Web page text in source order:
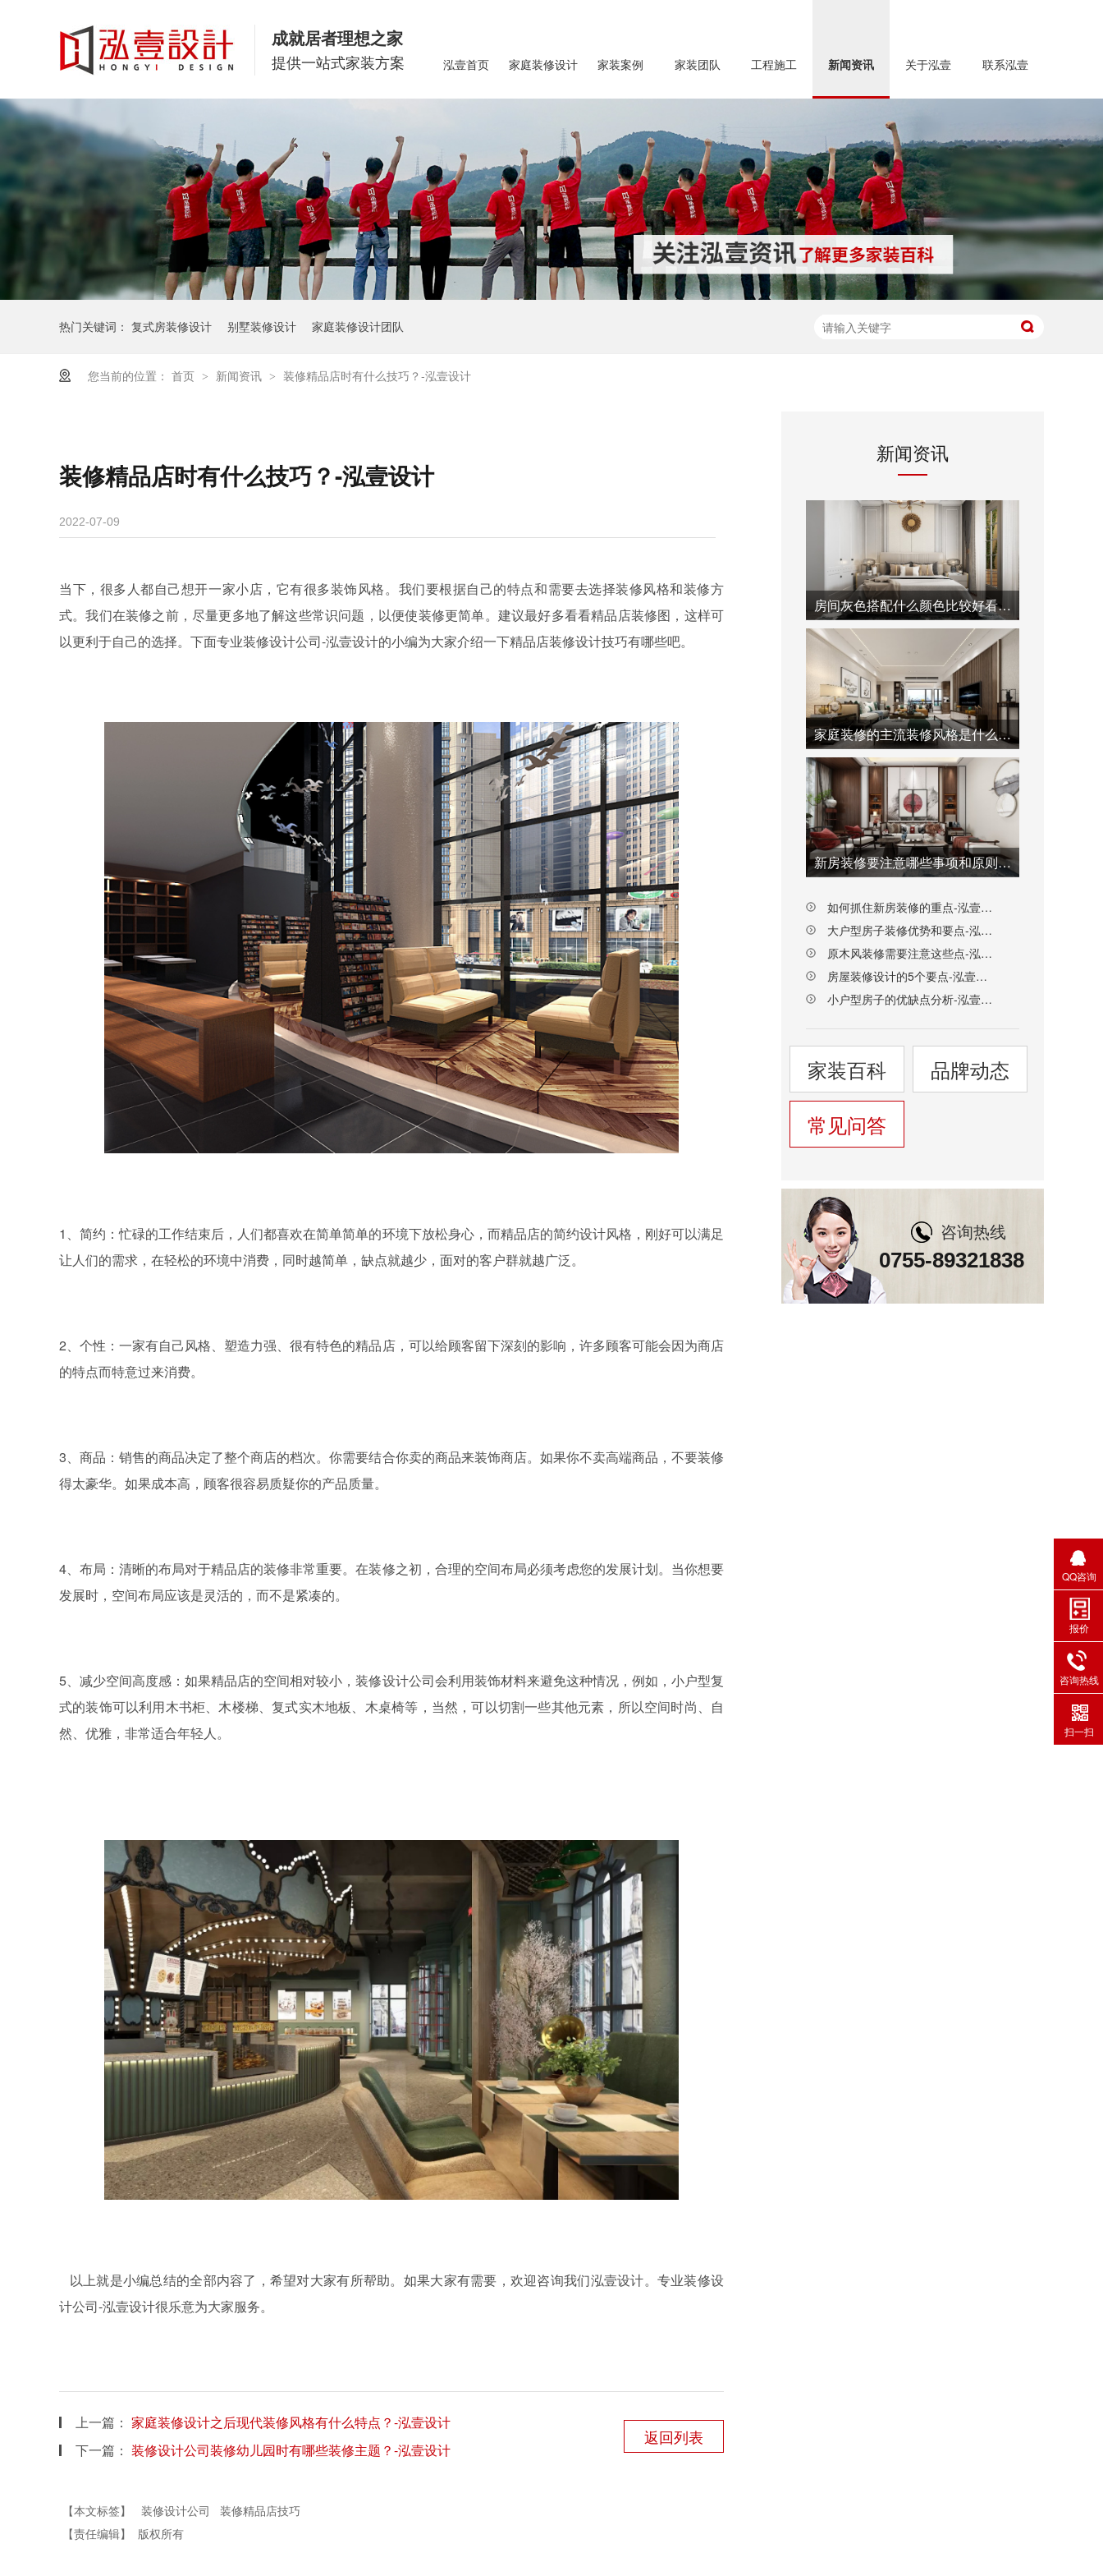
成就居者理想之家
提供一站式家装方案 泓壹首页 家庭装修设计 家装案例 家装团队 工程施工 新闻资讯 关于泓壹 联系泓壹
热门关键词： 复式房装修设计 别墅装修设计 家庭装修设计团队
您当前的位置： 首页 > 新闻资讯 > 装修精品店时有什么技巧？-泓壹设计
装修精品店时有什么技巧？-泓壹设计
2022-07-09
当下，很多人都自己想开一家小店，它有很多装饰风格。我们要根据自己的特点和需要去选择装修风格和装修方
式。我们在装修之前，尽量更多地了解这些常识问题，以便使装修更简单。建议最好多看看精品店装修图，这样可
以更利于自己的选择。下面专业装修设计公司-泓壹设计的小编为大家介绍一下精品店装修设计技巧有哪些吧。
1、简约：忙碌的工作结束后，人们都喜欢在简单简单的环境下放松身心，而精品店的简约设计风格，刚好可以满足
让人们的需求，在轻松的环境中消费，同时越简单，缺点就越少，面对的客户群就越广泛。
2、个性：一家有自己风格、塑造力强、很有特色的精品店，可以给顾客留下深刻的影响，许多顾客可能会因为商店
的特点而特意过来消费。
3、商品：销售的商品决定了整个商店的档次。你需要结合你卖的商品来装饰商店。如果你不卖高端商品，不要装修
得太豪华。如果成本高，顾客很容易质疑你的产品质量。
4、布局：清晰的布局对于精品店的装修非常重要。在装修之初，合理的空间布局必须考虑您的发展计划。当你想要
发展时，空间布局应该是灵活的，而不是紧凑的。
5、减少空间高度感：如果精品店的空间相对较小，装修设计公司会利用装饰材料来避免这种情况，例如，小户型复
式的装饰可以利用木书柜、木楼梯、复式实木地板、木桌椅等，当然，可以切割一些其他元素，所以空间时尚、自
然、优雅，非常适合年轻人。
以上就是小编总结的全部内容了，希望对大家有所帮助。如果大家有需要，欢迎咨询我们泓壹设计。专业装修设
计公司-泓壹设计很乐意为大家服务。
上一篇： 家庭装修设计之后现代装修风格有什么特点？-泓壹设计
下一篇： 装修设计公司装修幼儿园时有哪些装修主题？-泓壹设计
返回列表
【本文标签】 装修设计公司
装修精品店技巧
【责任编辑】
版权所有
新闻资讯
房间灰色搭配什么颜色比较好看-泓壹设计
家庭装修的主流装修风格是什么-泓壹设计
新房装修要注意哪些事项和原则-泓壹设计
如何抓住新房装修的重点-泓壹设计
大户型房子装修优势和要点-泓壹设计
原木风装修需要注意这些点-泓壹设计
房屋装修设计的5个要点-泓壹设计
小户型房子的优缺点分析-泓壹设计
家装百科
品牌动态
常见问答
咨询热线
0755-89321838
QQ咨询
报价
咨询热线
扫一扫